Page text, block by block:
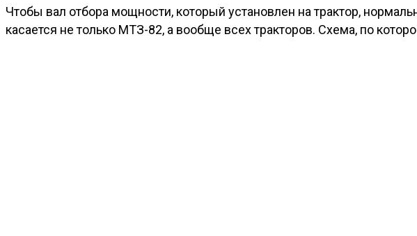
Чтобы вал отбора мощности, который установлен на трактор,
касается не только МТЗ-82, а вообще всех тракторов. Схема, по